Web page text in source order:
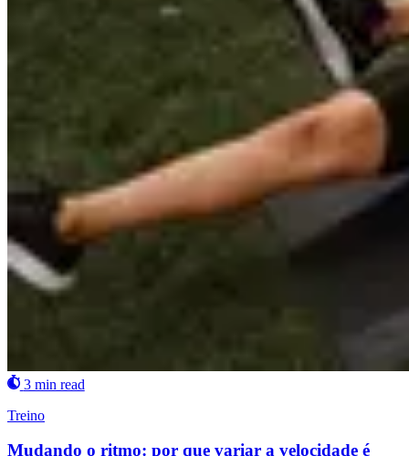
3 min read
Treino
Mudando o ritmo: por que variar a velocidade é